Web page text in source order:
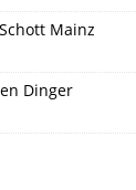
Mainz
Dinger